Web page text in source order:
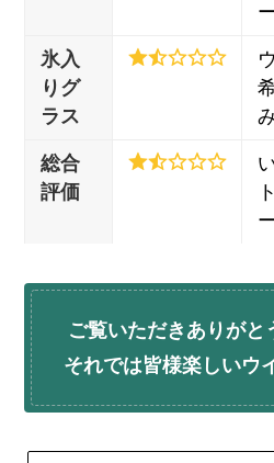
氷入
りグ
ラス
総合
評価
ご覧いただきありがと
それでは皆様楽しいウ